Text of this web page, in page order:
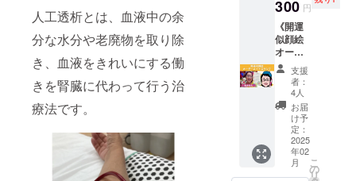
人工透析とは、血液中の余
分な水分や老廃物を取り除
き、血液をきれいにする働
きを腎臓に代わって行う治
療法です。
ます。
合でも
返金は
いたし
かねま
すので
予めご
了承下
さい。
予定を
調整の
うえ決
定いた
します
場所：
東京
（詳細
は支援
者の方
にご連
絡いた
しま
す） ◇
絵を描
き下ろ
します
サイ
ズ：
136ｍｍ
×120ｍ
ベント
開催期
限】 ク
ラウド
ファン
ディン
設定く
ださい
（イベ
ントの
アーカ
イブ販
売も可
です）
※日時の
詳細は
メー
ル、
メッ
セージ
す ※ご
希望の
曜日や
時間帯
をお伺
いしな
がら日
程調整
をさせ
ていた
だきま
ンサル
参加期
ション
望の場
合は、
大人1名
分の交
通費・
会場費
の実費
負担を
お願い
申し上
げま
す。 ※
アドレ
スをお
送りい
たしま
す ※ご
希望の
曜日や
時間帯
をお伺
いしな
がら日
程調整
をさせ
ていた
名刺を
作って
もらえ
ます！
[内容]
・名刺
をデザ
インし
て100枚
お届け
します
・国内
送料込
300 円
《開運
似顔絵
オー
ダーメ
イドス
タン
プ》 写
真か
ら、あ
なたの
お顔が
可愛い
支援
者：
4人
お届
け予
定：
2025
年02
月
こ
の
リ